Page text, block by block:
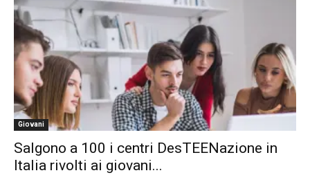
Giovani
Salgono a 100 i centri DesTEENazione in
Italia rivolti ai giovani...